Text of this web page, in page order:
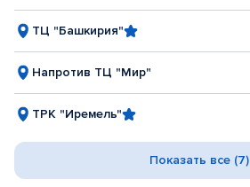
ТЦ "Башкирия"
Напротив ТЦ "Мир"
ТРК "Иремель"
Показать все (7)